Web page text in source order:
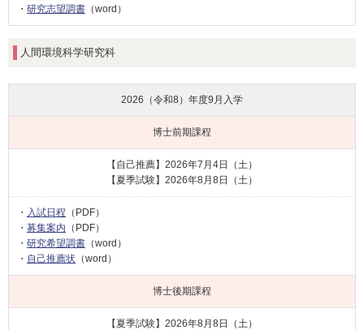
・ 研究志望調書 （word）
人間環境科学研究科
2026（令和8）年度9月入学
博士前期課程
【自己推薦】2026年7月4日（土）
【夏季試験】2026年8月8日（土）
・ 入試日程 （PDF）
・ 募集案内 （PDF）
・ 研究希望調書 （word）
・ 自己推薦状 （word）
博士後期課程
【夏季試験】2026年8月8日（土）